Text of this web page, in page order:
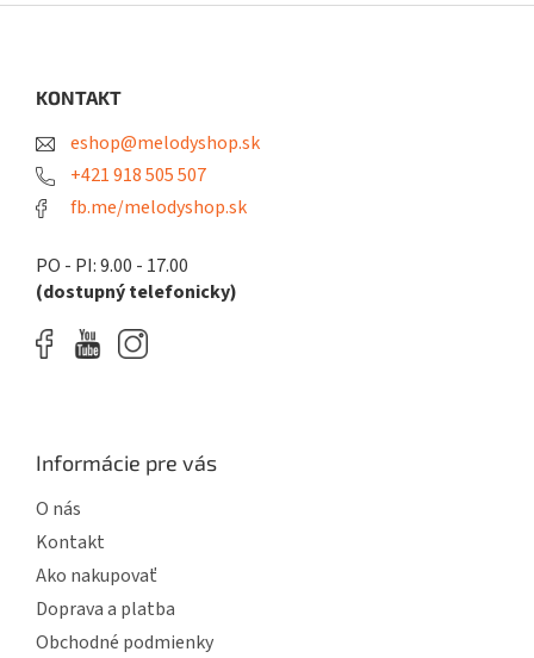
KONTAKT
eshop@melodyshop.sk
+421 918 505 507
fb.me/melodyshop.sk
PO - PI: 9.00 - 17.00
(dostupný telefonicky)
Informácie pre vás
O nás
Kontakt
Ako nakupovať
Doprava a platba
Obchodné podmienky